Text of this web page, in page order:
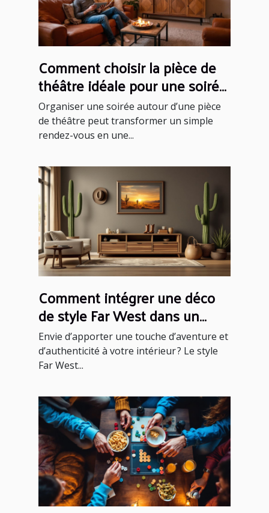
Comment choisir la pièce de
théâtre idéale pour une soirée
réussie ?
Organiser une soirée autour d’une pièce
de théâtre peut transformer un simple
rendez-vous en une...
Comment intégrer une déco
de style Far West dans un
intérieur moderne ?
Envie d’apporter une touche d’aventure et
d’authenticité à votre intérieur ? Le style
Far West...